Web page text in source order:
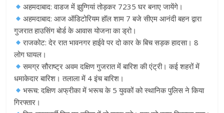
अहमदाबाद: वाडज में झुग्गियां तोड़कर 7235 घर बनाए जायेंगे।
अहमदाबाद: आज ऑडिटोरियम हॉल शाम 7 बजे सीएम आनंदी बहन द्वारा
गुजरात हाउसिंग बोर्ड के आवास योजना का ड्रो।
राजकोट: देर रात भावनगर हाईवे पर दो कार के बिच सड़क हादसा। 8
लोग घायल।
समग्र सौराष्ट्र अवम दक्षिण गुजरात में बारिश की एंट्री। कई शहरों में
धमाकेदार बारिश। तलाला में 4 इंच बारिश।
भरूच: दक्षिण अफ्रीका में भरूच के 5 युवकों को स्थानिक पुलिस ने किया
गिरफ्तार।